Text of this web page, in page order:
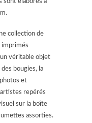
collection de
imprimés
véritable objet
bougies, la
et
repérés
sur la boîte
assorties.